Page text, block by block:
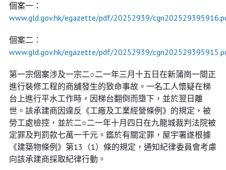
個案一：
www.gld.gov.hk/egazette/pdf/20252939/
個案二：
www.gld.gov.hk/egazette/pdf/20252939/
第一宗個案涉及一宗二○二一年三月十五日在新蒲崗一間正
進行裝修工程的商舖發生的致命事故。一名工人懷疑在梯
台上進行平水工作時，因梯台翻倒而墮下，並於翌日離
世。該承建商因違反《工廠及工業經營條例》的規定，被
勞工處檢控，並於二○二一年十月四日在九龍城裁判法院被
定罪及判罰款七萬一千元。鑑於有關定罪，屋宇署遂根據
《建築物條例》第13（1）條的規定，通知紀律委員會考慮
向該承建商採取紀律行動。